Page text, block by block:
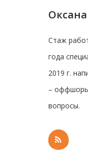
Оксана
Стаж
года
2019 г.
–
вопросы.